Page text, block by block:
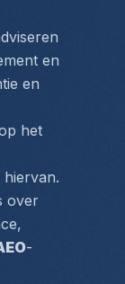
en
en
het
over
-